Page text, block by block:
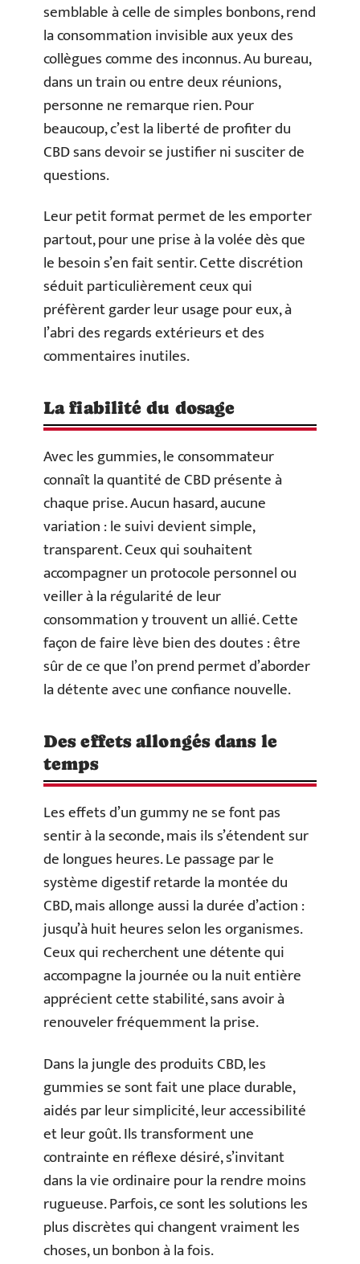
semblable à celle de simples bonbons, rend
la consommation invisible aux yeux des
collègues comme des inconnus. Au bureau,
dans un train ou entre deux réunions,
personne ne remarque rien. Pour
beaucoup, c’est la liberté de profiter du
CBD sans devoir se justifier ni susciter de
questions.
Leur petit format permet de les emporter
partout, pour une prise à la volée dès que
le besoin s’en fait sentir. Cette discrétion
séduit particulièrement ceux qui
préfèrent garder leur usage pour eux, à
l’abri des regards extérieurs et des
commentaires inutiles.
La fiabilité du dosage
Avec les gummies, le consommateur
connaît la quantité de CBD présente à
chaque prise. Aucun hasard, aucune
variation : le suivi devient simple,
transparent. Ceux qui souhaitent
accompagner un protocole personnel ou
veiller à la régularité de leur
consommation y trouvent un allié. Cette
façon de faire lève bien des doutes : être
sûr de ce que l’on prend permet d’aborder
la détente avec une confiance nouvelle.
Des effets allongés dans le
temps
Les effets d’un gummy ne se font pas
sentir à la seconde, mais ils s’étendent sur
de longues heures. Le passage par le
système digestif retarde la montée du
CBD, mais allonge aussi la durée d’action :
jusqu’à huit heures selon les organismes.
Ceux qui recherchent une détente qui
accompagne la journée ou la nuit entière
apprécient cette stabilité, sans avoir à
renouveler fréquemment la prise.
Dans la jungle des produits CBD, les
gummies se sont fait une place durable,
aidés par leur simplicité, leur accessibilité
et leur goût. Ils transforment une
contrainte en réflexe désiré, s’invitant
dans la vie ordinaire pour la rendre moins
rugueuse. Parfois, ce sont les solutions les
plus discrètes qui changent vraiment les
choses, un bonbon à la fois.